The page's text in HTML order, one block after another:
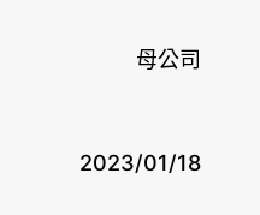
母公司
2023/01/18